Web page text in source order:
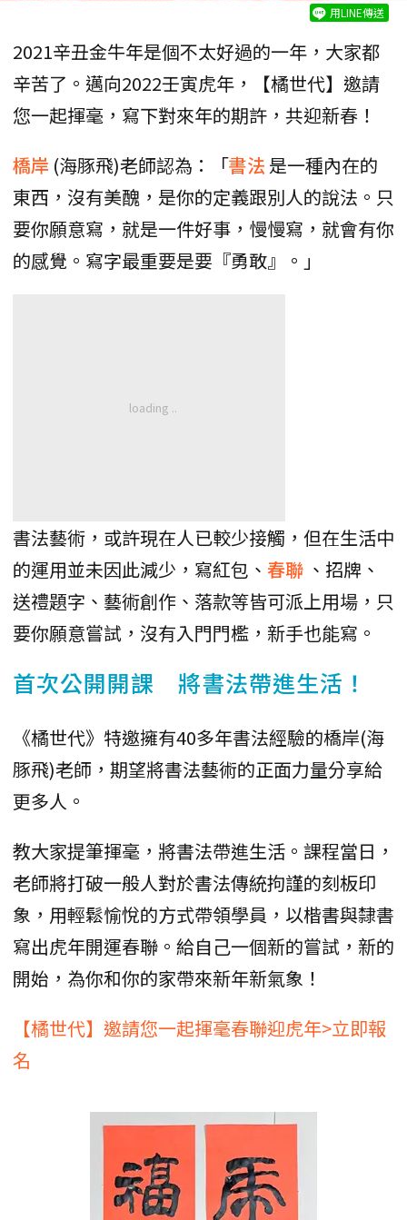
用LINE傳送
2021辛丑金牛年是個不太好過的一年，大家都
辛苦了。邁向2022壬寅虎年，【橘世代】邀請
您一起揮毫，寫下對來年的期許，共迎新春！
橋岸 (海豚飛)老師認為：「書法 是一種內在的
東西，沒有美醜，是你的定義跟別人的說法。只
要你願意寫，就是一件好事，慢慢寫，就會有你
的感覺。寫字最重要是要『勇敢』。」
書法藝術，或許現在人已較少接觸，但在生活中
的運用並未因此減少，寫紅包、 春聯 、招牌、
送禮題字、藝術創作、落款等皆可派上用場，只
要你願意嘗試，沒有入門門檻，新手也能寫。
首次公開開課 將書法帶進生活！
《橘世代》特邀擁有40多年書法經驗的橋岸(海
豚飛)老師，期望將書法藝術的正面力量分享給
更多人。
教大家提筆揮毫，將書法帶進生活。課程當日，
老師將打破一般人對於書法傳統拘謹的刻板印
象，用輕鬆愉悅的方式帶領學員，以楷書與隸書
寫出虎年開運春聯。給自己一個新的嘗試，新的
開始，為你和你的家帶來新年新氣象！
【橘世代】邀請您一起揮毫春聯迎虎年>立即報
名